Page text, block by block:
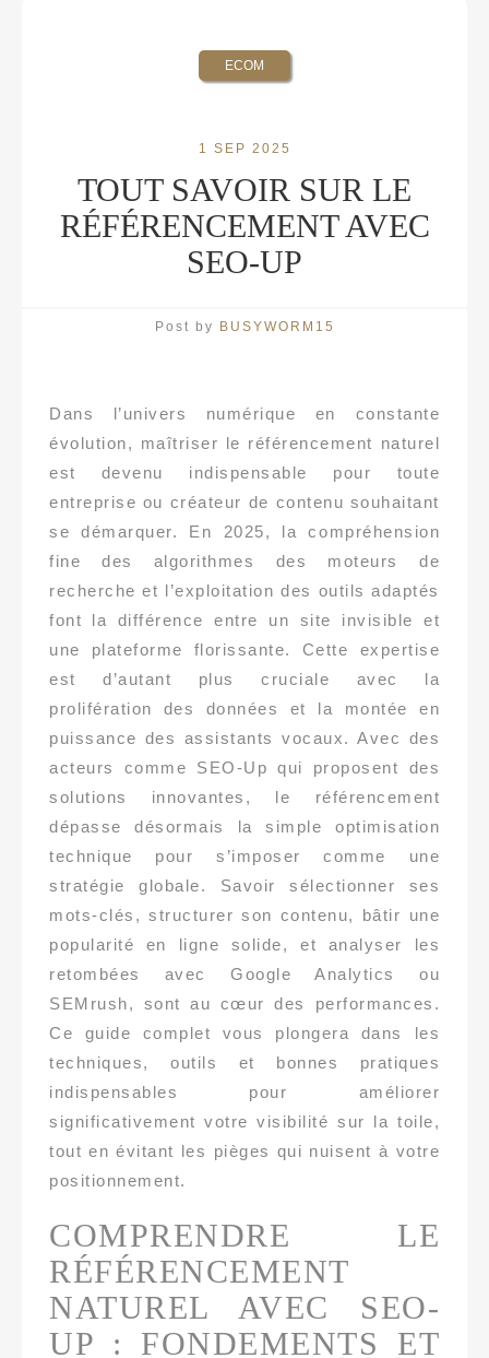
ECOM
1 SEP 2025
TOUT SAVOIR SUR LE
RÉFÉRENCEMENT AVEC
SEO-UP
Post by BUSYWORM15
Dans l’univers numérique en constante
évolution, maîtriser le référencement naturel
est devenu indispensable pour toute
entreprise ou créateur de contenu souhaitant
se démarquer. En 2025, la compréhension
fine des algorithmes des moteurs de
recherche et l’exploitation des outils adaptés
font la différence entre un site invisible et
une plateforme florissante. Cette expertise
est d’autant plus cruciale avec la
prolifération des données et la montée en
puissance des assistants vocaux. Avec des
acteurs comme SEO-Up qui proposent des
solutions innovantes, le référencement
dépasse désormais la simple optimisation
technique pour s’imposer comme une
stratégie globale. Savoir sélectionner ses
mots-clés, structurer son contenu, bâtir une
popularité en ligne solide, et analyser les
retombées avec Google Analytics ou
SEMrush, sont au cœur des performances.
Ce guide complet vous plongera dans les
techniques, outils et bonnes pratiques
indispensables pour améliorer
significativement votre visibilité sur la toile,
tout en évitant les pièges qui nuisent à votre
positionnement.
COMPRENDRE LE
RÉFÉRENCEMENT
NATUREL AVEC SEO-
UP : FONDEMENTS ET